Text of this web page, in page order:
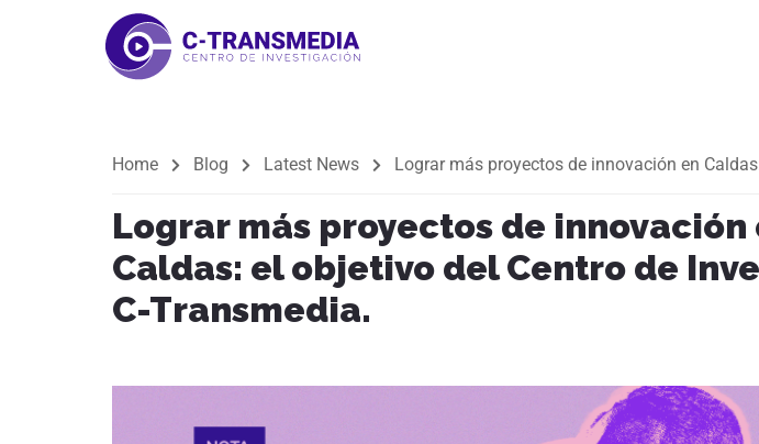
Home Blog Latest News Lograr más proyectos de innovación en
Lograr más proyectos de innovación
Caldas: el objetivo del Centro de
C-Transmedia.